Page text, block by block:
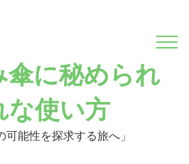
に秘められ
な使い方
可能性を探求する旅へ」